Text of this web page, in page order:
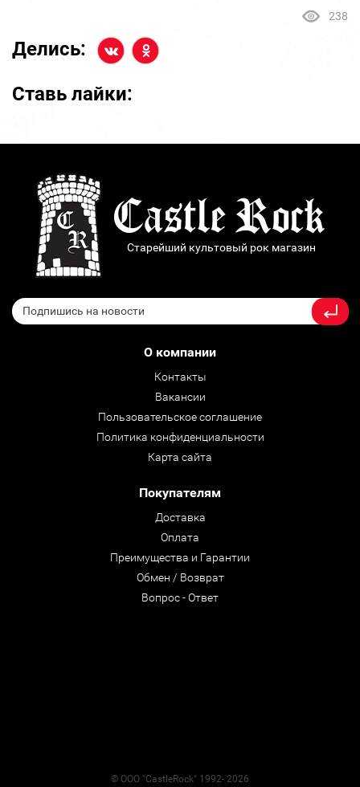
238
Делись:
Ставь лайки:
Старейший культовый рок магазин
О компании
Контакты
Вакансии
Пользовательское соглашение
Политика конфиденциальности
Карта сайта
Покупателям
Доставка
Оплата
Преимущества и Гарантии
Обмен / Возврат
Вопрос - Ответ
© ООО "CastleRock" 1992- 2026